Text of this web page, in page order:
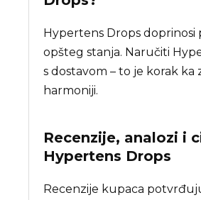
Hypertens Drops doprinosi
opšteg stanja. Naručiti
s dostavom – to je korak ka
harmoniji.
Recenzije, analozi i
Hypertens Drops
Recenzije kupaca